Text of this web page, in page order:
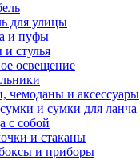
для улицы
и пуфы
стулья
освещение
чемоданы и аксессуары
и сумки для ланча
с собой
и стаканы
и приборы